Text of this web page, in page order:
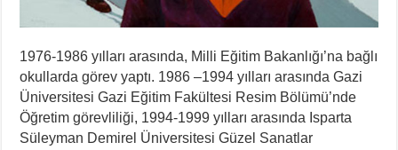
1976-1986 yılları arasında, Milli Eğitim Bakanlığı’na bağlı
okullarda görev yaptı. 1986 –1994 yılları arasında Gazi
Üniversitesi Gazi Eğitim Fakültesi Resim Bölümü’nde
Öğretim görevliliği, 1994-1999 yılları arasında Isparta
Süleyman Demirel Üniversitesi Güzel Sanatlar